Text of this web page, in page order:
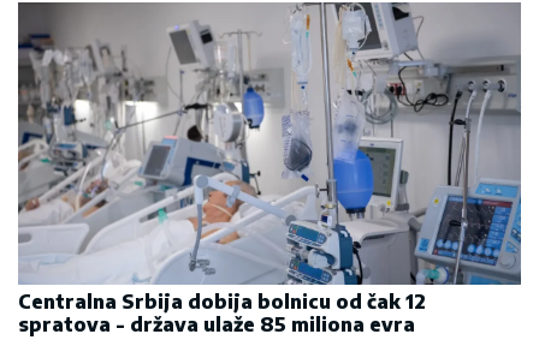
Centralna Srbija dobija bolnicu od čak 12
spratova - država ulaže 85 miliona evra